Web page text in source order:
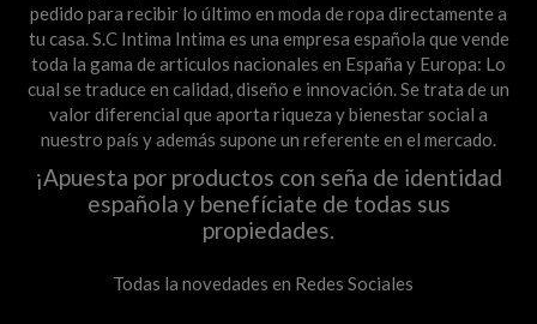
pedido para recibir lo último en moda de ropa directamente a
tu casa. S.C Intima Intima es una empresa española que vende
toda la gama de articulos nacionales en España y Europa: Lo
cual se traduce en calidad, diseño e innovación. Se trata de un
valor diferencial que aporta riqueza y bienestar social a
nuestro país y además supone un referente en el mercado.
¡Apuesta por productos con seña de identidad
española y benefíciate de todas sus
propiedades.
Todas la novedades en Redes Sociales